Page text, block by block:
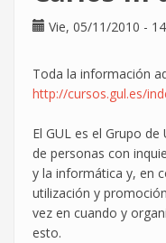
Vie, 05/11/2010 -
Toda la información
http://cursos.gul.es/
El GUL es el Grupo
de personas con
y la informática y, en
utilización y
vez en cuando y
esto.